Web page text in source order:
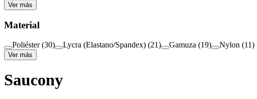
Ver más
Material
Poliéster (30) Lycra (Elastano/Spandex) (21) Gamuza (19) Nylon (11)
Ver más
Saucony